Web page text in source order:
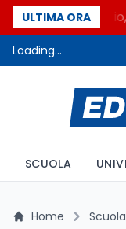
ULTIMA ORA
Riforma del
Loading...
SCUOLA
Home Scuola